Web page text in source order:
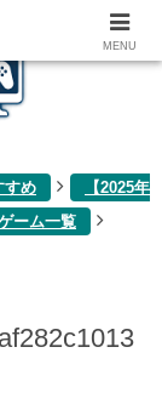
すめ
【2025年
ーム一覧
MENU